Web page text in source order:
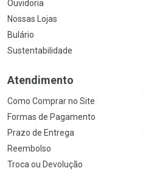
Ouvidoria
Nossas Lojas
Bulário
Sustentabilidade
Atendimento
Como Comprar no Site
Formas de Pagamento
Prazo de Entrega
Reembolso
Troca ou Devolução